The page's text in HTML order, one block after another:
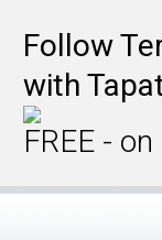
Follow
with
FREE -